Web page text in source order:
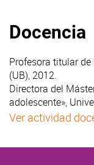
Docencia
Profesora titular
(UB), 2012.
Directora del
adolescente»,
Ver actividad